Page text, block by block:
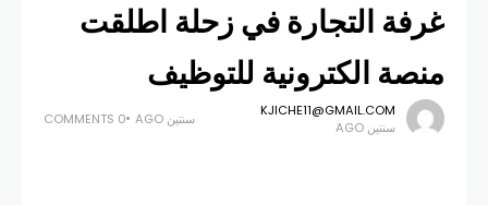
غرفة التجارة في زحلة اطلقت
منصة الكترونية للتوظيف
KJICHE11@GMAIL.COM
سنتين AGO
سنتين AGO 0 COMMENTS